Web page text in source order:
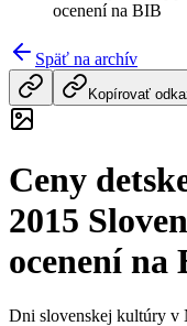
ocenení na BIB
Späť na archív
Kopírovať
Ceny
2015
ocenení na
Dni slovenskej kultúry v